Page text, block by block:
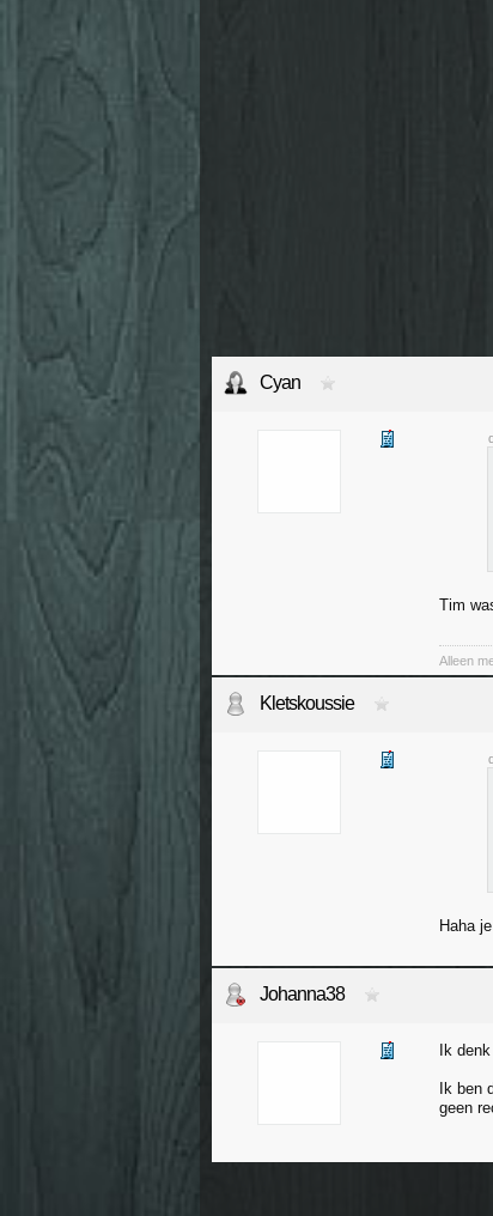
Cyan
Tim
Alleen
Kletskoussie
Haha
Johanna38
Ik
Ik ben
geen